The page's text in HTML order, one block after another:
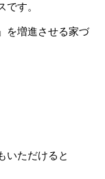
す。
を増進させる家づ
いただけると